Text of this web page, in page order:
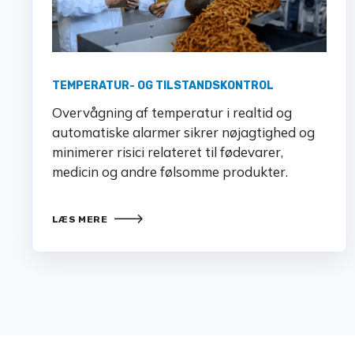
TEMPERATUR- OG TILSTANDSKONTROL
Overvågning af temperatur i realtid og
automatiske alarmer sikrer nøjagtighed og
minimerer risici relateret til fødevarer,
medicin og andre følsomme produkter.
LÆS MERE